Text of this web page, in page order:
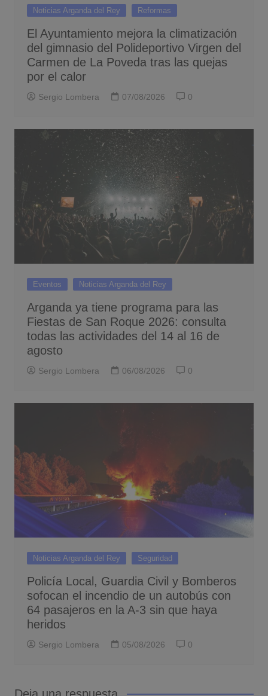
Noticias Arganda del Rey Reformas
El Ayuntamiento mejora la climatización
del gimnasio del Polideportivo Virgen del
Carmen de La Poveda tras las quejas
por el calor
Sergio Lombera 07/08/2026 0
Eventos Noticias Arganda del Rey
Arganda ya tiene programa para las
Fiestas de San Roque 2026: consulta
todas las actividades del 14 al 16 de
agosto
Sergio Lombera 06/08/2026 0
Noticias Arganda del Rey Seguridad
Policía Local, Guardia Civil y Bomberos
sofocan el incendio de un autobús con
64 pasajeros en la A-3 sin que haya
heridos
Sergio Lombera 05/08/2026 0